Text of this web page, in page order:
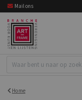
Mail ons
Home